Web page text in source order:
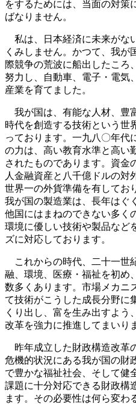
をするためには、当面の対策
ばなりません。
私は、日本経済に未来がな
くみしません。かつて、我が
際競争の荒波に船出したころ
努力し、自動車、電子・電気
産業を育てました。
我が国は、有能な人材、豊
時代を創造する技術という世
っております。一九八〇年代
の力は、高い教育水準と高い
されたものであります。資金
人金融資産と八千億ドルの対
世界一の外貨準備を有してお
我が国の製造業は、長年はぐ
他国にはまねのできない多く
環境に優しい技術や製品など
ズに対応しております。
これからの時代、二十一世
融、環境、医療・福祉を初め
数多くあります。市場メカニ
て技術がこうした成長分野に
くり出し、富を生み出すよう
改革を強力に推進してまいり
昨年成立した財政構造改革
危機的状況にある我が国の財
で豊かな福祉社会、そして健
課題に十分対応できる財政構
ます。その必要性は何ら変わ